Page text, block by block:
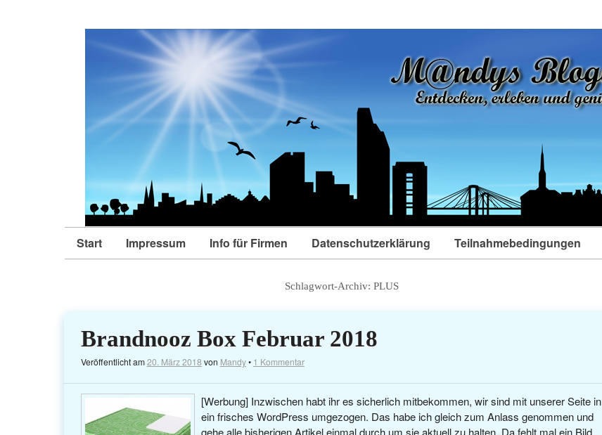
Start Impressum Info für Firmen Datenschutzerklärung Teilnahmebedingungen
Schlagwort-Archiv:PLUS
Brandnooz Box Februar 2018
Veröffentlicht am20. März 2018 von Mandy• 1 Kommentar
[Werbung] Inzwischen habt ihr es sicherlich mitbekommen, wir sind mit unserer Seite in
ein frisches WordPress umgezogen. Das habe ich gleich zum Anlass genommen und
gehe alle bisherigen Artikel einmal durch um sie aktuell zu halten. Da fehlt mal ein Bild